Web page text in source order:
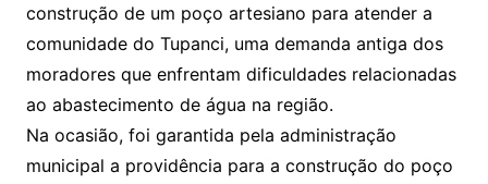
construção de um poço artesiano para atender a
comunidade do Tupanci, uma demanda antiga dos
moradores que enfrentam dificuldades relacionadas
ao abastecimento de água na região.
Na ocasião, foi garantida pela administração
municipal a providência para a construção do poço